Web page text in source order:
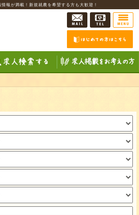
報が満載！新規就農を希望する方も大歓迎！